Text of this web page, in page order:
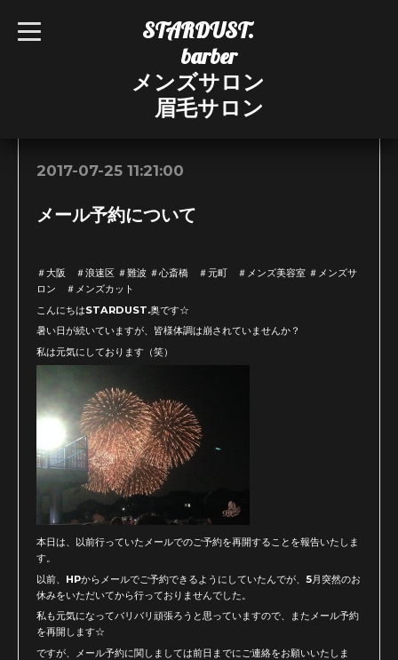
STARDUST.
barber
メンズサロン
眉毛サロン
t
o
お知らせ
2017-07-25 11:21:00
メール予約について
＃大阪 ＃浪速区 ＃難波 ＃心斎橋 ＃元町 ＃メンズ美容室 ＃メンズサ
ロン ＃メンズカット
こんにちはSTARDUST.奥です☆
暑い日が続いていますが、皆様体調は崩されていませんか？
私は元気にしております（笑）
本日は、以前行っていたメールでのご予約を再開することを報告いたしま
す。
以前、HPからメールでご予約できるようにしていたんでが、5月突然のお
休みをいただいてから行っておりませんでした。
私も元気になってバリバリ頑張ろうと思っていますので、またメール予約
を再開します☆
ですが、メール予約に関しましては前日までにご連絡をお願いいたしま